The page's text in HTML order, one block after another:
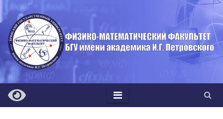
Перейти
к
содержимому